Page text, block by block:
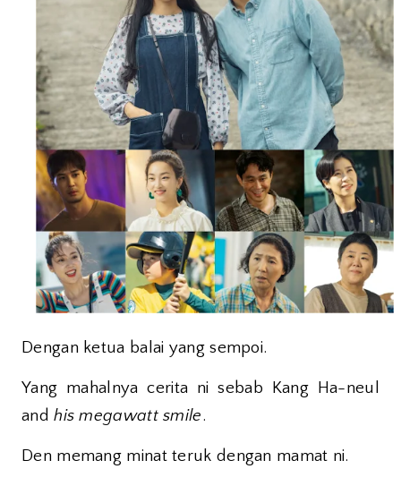
Dengan ketua balai yang sempoi.
Yang mahalnya cerita ni sebab Kang Ha-neul
andhis megawatt smile.
Den memang minat teruk dengan mamat ni.